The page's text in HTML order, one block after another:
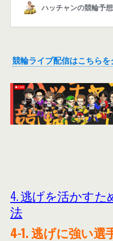
競輪ライブ配信はこちらを
4. 逃げを活かす
法
4-1. 逃げに強い選